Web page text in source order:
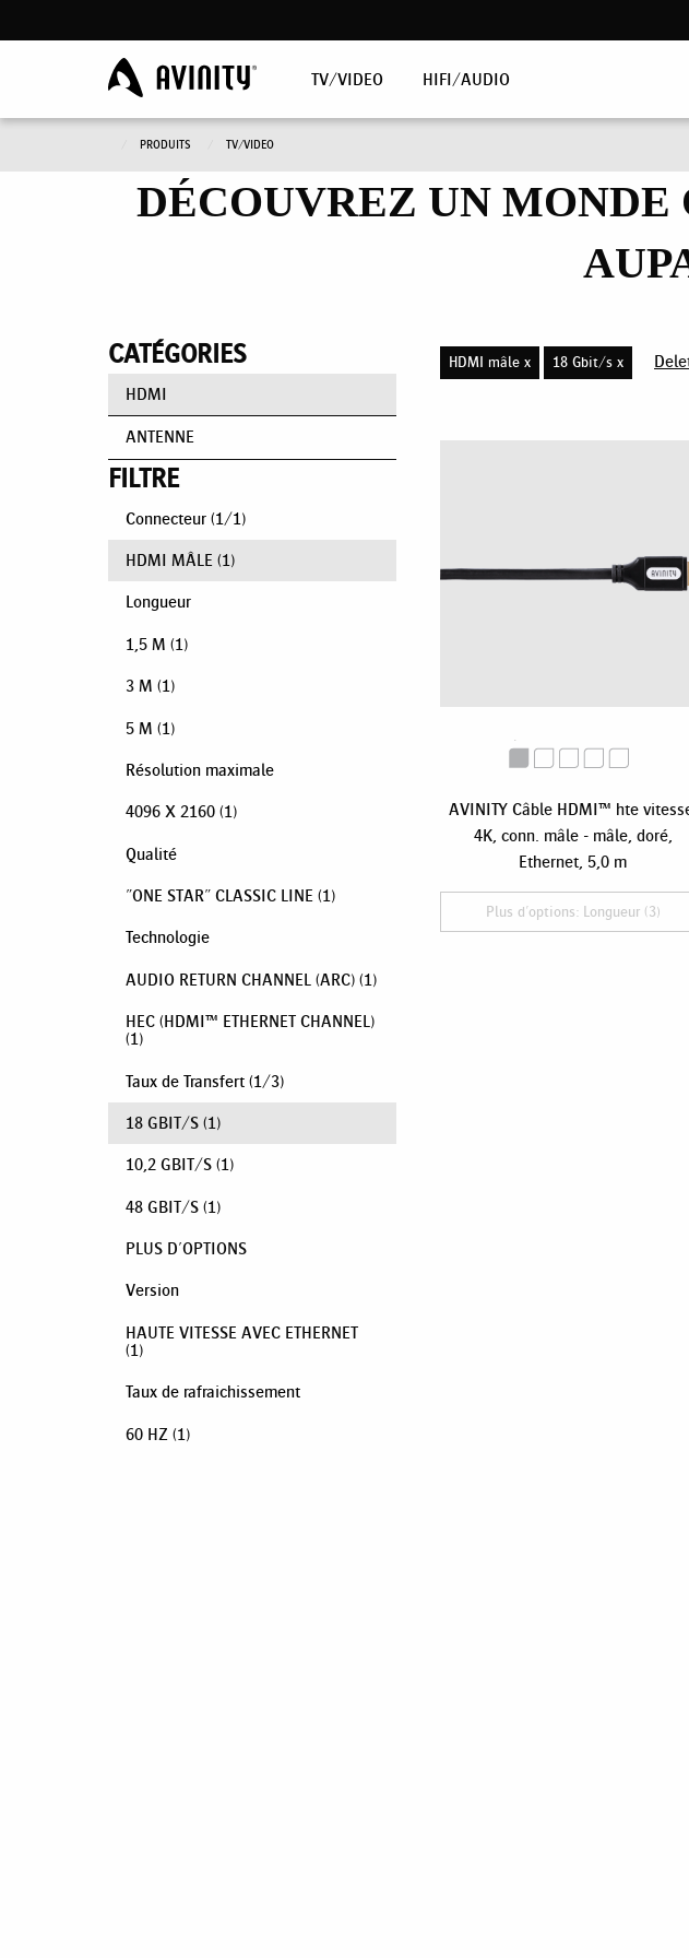
TV/VIDEO HIFI/AUDIO
PRODUITS TV/VIDEO
DÉCOUVREZ UN MONDE
CATÉGORIES
HDMI
ANTENNE
FILTRE
Connecteur (1/1)
HDMI MÂLE (1)
Longueur
1,5 M (1)
3 M (1)
5 M (1)
Résolution maximale
4096 X 2160 (1)
Qualité
"ONE STAR" CLASSIC LINE (1)
Technologie
AUDIO RETURN CHANNEL (ARC) (1)
HEC (HDMI™ ETHERNET CHANNEL)
(1)
Taux de Transfert (1/3)
18 GBIT/S (1)
10,2 GBIT/S (1)
48 GBIT/S (1)
PLUS D'OPTIONS
Version
HAUTE VITESSE AVEC ETHERNET
(1)
Taux de rafraichissement
60 HZ (1)
HDMI mâle x 18 Gbit/s x
AVINITY Câble HDMI™ hte
4K, conn. mâle - mâle, doré,
Ethernet, 5,0 m
Plus d'options: Longueur (3)